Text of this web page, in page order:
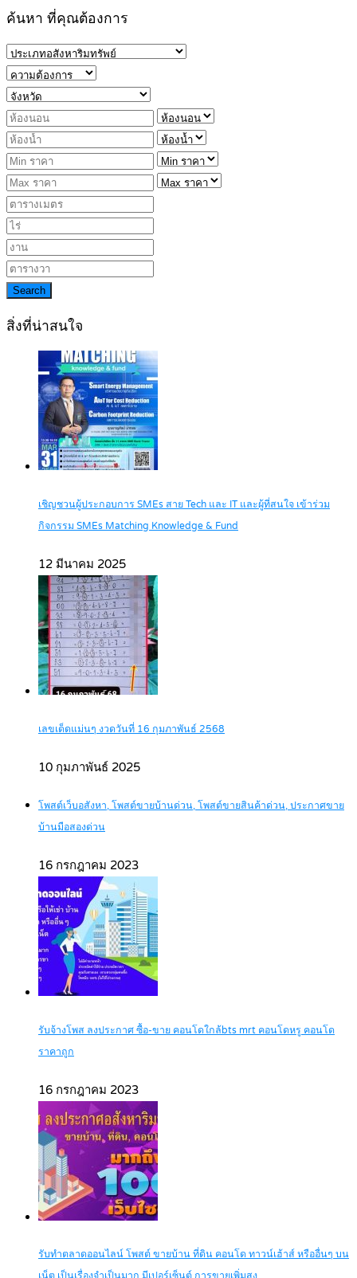
ค้นหา ที่คุณต้องการ
Search
สิ่งที่น่าสนใจ
เชิญชวนผู้ประกอบการ SMEs สาย Tech และ IT และผู้ที่สนใจ เข้าร่วม
กิจกรรม SMEs Matching Knowledge & Fund
12 มีนาคม 2025
เลขเด็ดแม่นๆ งวดวันที่ 16 กุมภาพันธ์ 2568
10 กุมภาพันธ์ 2025
โพสต์เว็บอสังหา, โพสต์ขายบ้านด่วน, โพสต์ขายสินค้าด่วน, ประกาศขาย
บ้านมือสองด่วน
16 กรกฎาคม 2023
รับจ้างโพส ลงประกาศ ซื้อ-ขาย คอนโดใกล้bts mrt คอนโดหรู คอนโด
ราคาถูก
16 กรกฎาคม 2023
รับทำตลาดออนไลน์ โพสต์ ขายบ้าน ที่ดิน คอนโด ทาวน์เฮ้าส์ หรืออื่นๆ บน